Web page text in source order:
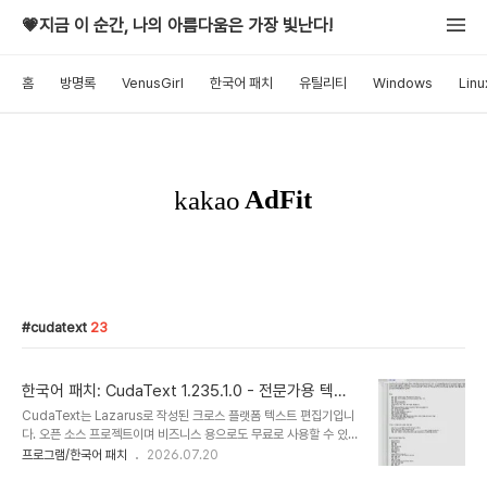
💗지금 이 순간, 나의 아름다움은 가장 빛난다!
홈 방명록 VenusGirl 한국어 패치 유틸리티 Windows
cudatext 23
한국어 패치: CudaText 1.235.1.0 - 전문가용 텍스
트 편집기
CudaText는 Lazarus로 작성된 크로스 플랫폼 텍스트 편집기입니
다. 오픈 소스 프로젝트이며 비즈니스 용으로도 무료로 사용할 수 있습
니다. 매우 빠르게 시작됩니다. Linux on CPU Intel Core i3 3Hz
프로그램/한국어 패치 2026.07.20